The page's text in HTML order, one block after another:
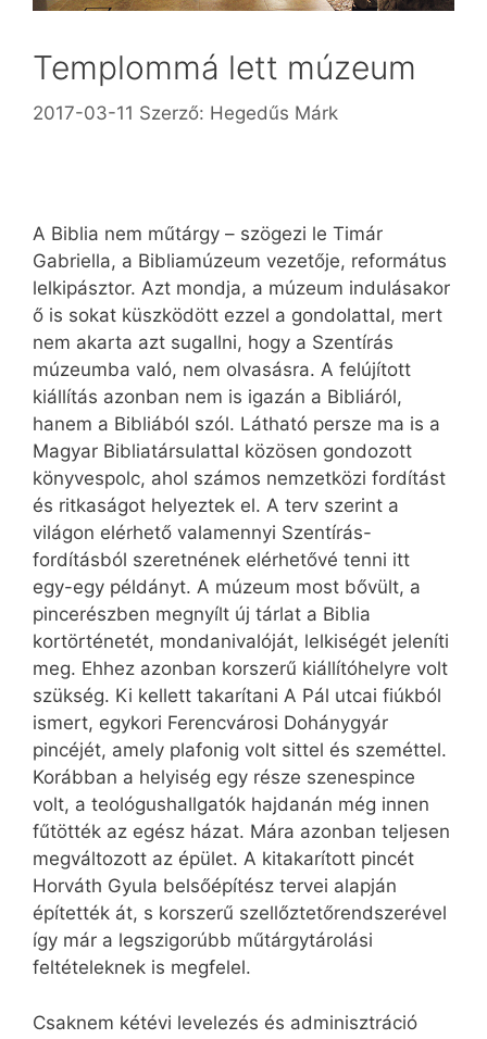
Templommá lett múzeum
2017-03-11 Szerző: Hegedűs Márk
A Biblia nem műtárgy – szögezi le Timár
Gabriella, a Bibliamúzeum vezetője, református
lelkipásztor. Azt mondja, a múzeum indulásakor
ő is sokat küszködött ezzel a gondolattal, mert
nem akarta azt sugallni, hogy a Szentírás
múzeumba való, nem olvasásra. A felújított
kiállítás azonban nem is igazán a Bibliáról,
hanem a Bibliából szól. Látható persze ma is a
Magyar Bibliatársulattal közösen gondozott
könyvespolc, ahol számos nemzetközi fordítást
és ritkaságot helyeztek el. A terv szerint a
világon elérhető valamennyi Szentírás-
fordításból szeretnének elérhetővé tenni itt
egy-egy példányt. A múzeum most bővült, a
pincerészben megnyílt új tárlat a Biblia
kortörténetét, mondanivalóját, lelkiségét jeleníti
meg. Ehhez azonban korszerű kiállítóhelyre volt
szükség. Ki kellett takarítani A Pál utcai fiúkból
ismert, egykori Ferencvárosi Dohánygyár
pincéjét, amely plafonig volt sittel és szeméttel.
Korábban a helyiség egy része szenespince
volt, a teológushallgatók hajdanán még innen
fűtötték az egész házat. Mára azonban teljesen
megváltozott az épület. A kitakarított pincét
Horváth Gyula belsőépítész tervei alapján
építették át, s korszerű szellőztetőrendszerével
így már a legszigorúbb műtárgytárolási
feltételeknek is megfelel.
Csaknem kétévi levelezés és adminisztráció